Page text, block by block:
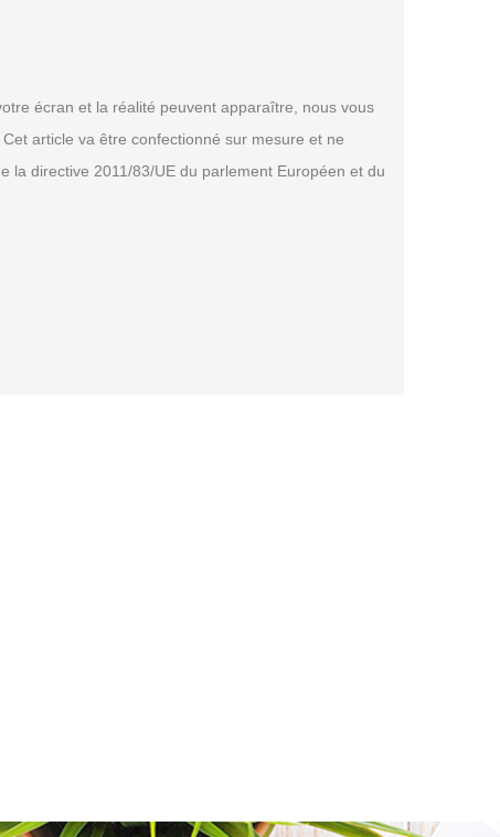
écran et la réalité peuvent apparaître, nous vous
article va être confectionné sur mesure et ne
la directive 2011/83/UE du parlement Européen et du